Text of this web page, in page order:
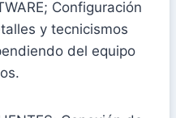
Configuración
y tecnicismos
del equipo